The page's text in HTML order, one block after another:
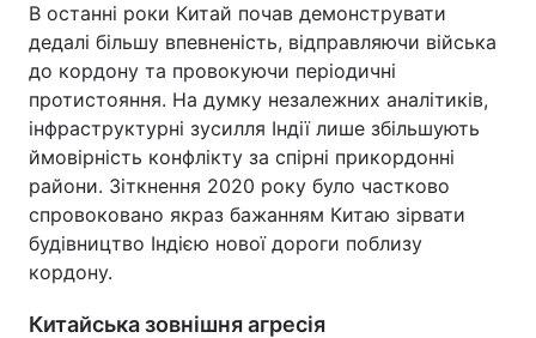
В останні роки Китай почав демонструвати
дедалі більшу впевненість, відправляючи війська
до кордону та провокуючи періодичні
протистояння. На думку незалежних аналітиків,
інфраструктурні зусилля Індії лише збільшують
ймовірність конфлікту за спірні прикордонні
райони. Зіткнення 2020 року було частково
спровоковано якраз бажанням Китаю зірвати
будівництво Індією нової дороги поблизу
кордону.
Китайська зовнішня агресія